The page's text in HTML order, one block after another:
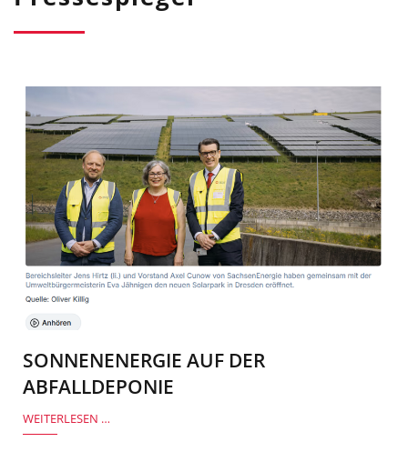
SONNENENERGIE AUF DER
ABFALLDEPONIE
WEITERLESEN …